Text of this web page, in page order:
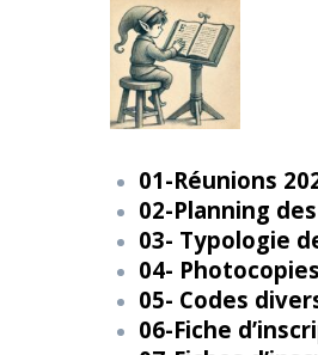
01-Réunions
02-Planning
03- Typologie
04-
05- Codes
06-Fiche